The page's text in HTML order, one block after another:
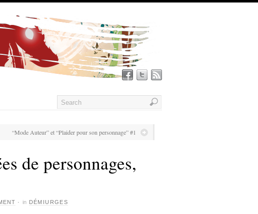
“Mode Auteur” et “Plaider pour son personnage” #1
de personnages,
· in DÉMIURGES